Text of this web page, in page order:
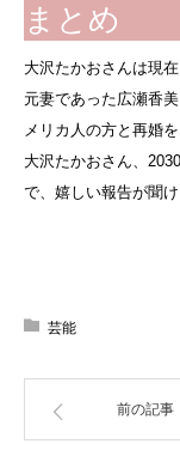
まとめ
大沢たかおさんは現
元妻であった広瀬香
メリカ人の方と再婚を
大沢たかおさん、
で、嬉しい報告が聞
芸能
前の記事